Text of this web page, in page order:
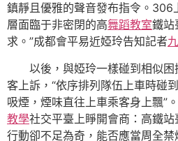
鎮靜且優雅的聲音發布指令。306
層面臨于非密閉的高舞蹈教室鐵站
求。”成都會平易近婭玲告知記者
以後，與婭玲一樣碰到相似
客上訴，“依序排列隊伍上車時碰
吸煙，煙味直往上車乘客身上飄”
教學社交平臺上睜開會商：高鐵
行動卻不足為奇，能否應當周全禁